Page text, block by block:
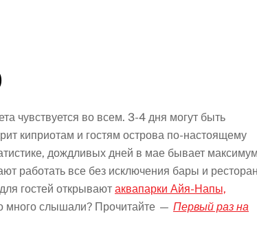
чувствуется во всем. 3-4 дня могут быть
киприотам и гостям острова по-настоящему
дождливых дней в мае бывает
работать все без исключения бары и
гостей открывают аквапарки Айя-Напы,
много слышали? Прочитайте — Первый раз на